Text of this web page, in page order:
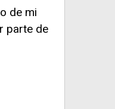
de mi
parte de